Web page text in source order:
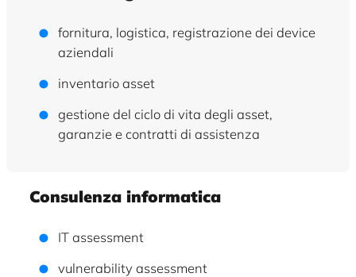
fornitura, logistica, registrazione dei device
aziendali
inventario asset
gestione del ciclo di vita degli asset,
garanzie e contratti di assistenza
Consulenza informatica
IT assessment
vulnerability assessment